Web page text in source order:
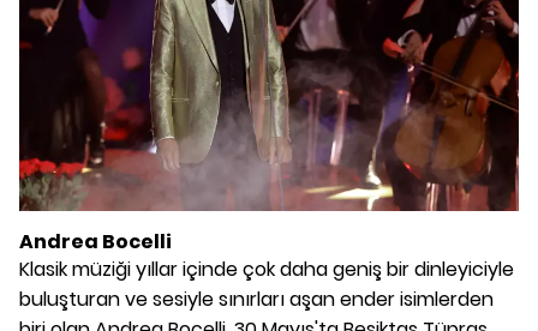
Andrea Bocelli
Klasik müziği yıllar içinde çok daha geniş bir dinleyiciyle
buluşturan ve sesiyle sınırları aşan ender isimlerden